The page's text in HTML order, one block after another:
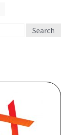
Search